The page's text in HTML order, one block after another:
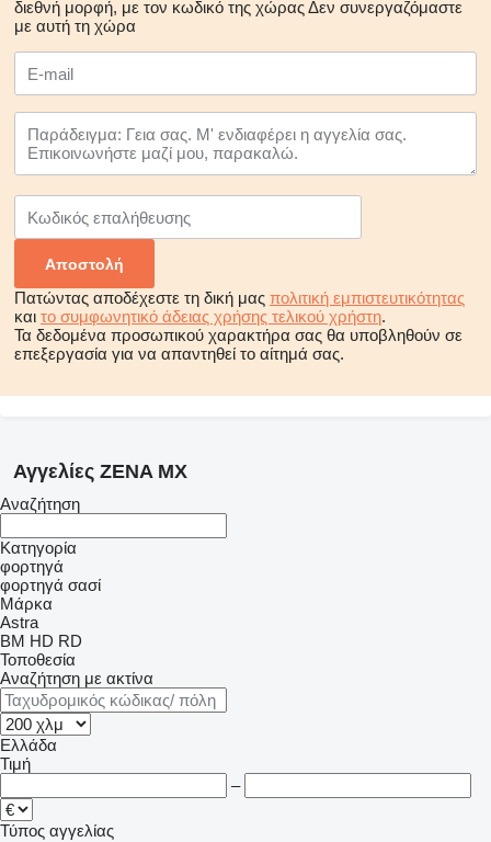
διεθνή μορφή, με τον κωδικό της χώραςΔεν συνεργαζόμαστε
με αυτή τη χώρα
Πατώντας αποδέχεστε τη δική μας πολιτική εμπιστευτικότητας
και το συμφωνητικό άδειας χρήσης τελικού χρήστη.
Τα δεδομένα προσωπικού χαρακτήρα σας θα υποβληθούν σε
επεξεργασία για να απαντηθεί το αίτημά σας.
Αγγελίες ZENA MX
Αναζήτηση
Κατηγορία
φορτηγά
φορτηγά σασί
Μάρκα
Astra
BM HD RD
Τοποθεσία
Αναζήτηση με ακτίνα
Ελλάδα
Τιμή
–
Τύπος αγγελίας